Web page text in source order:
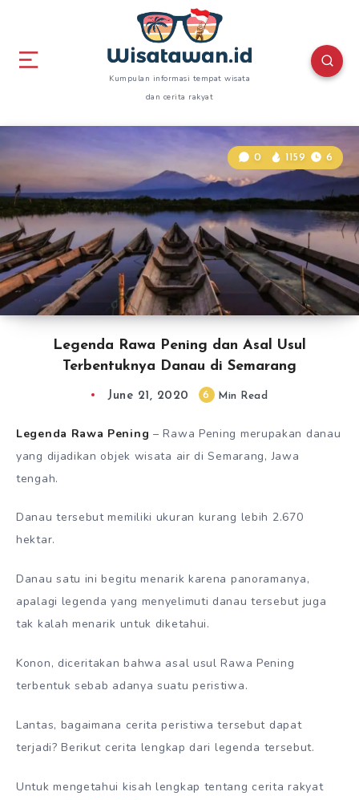
Kumpulan informasi tempat wisata
dan cerita rakyat
Legenda Rawa Pening dan Asal Usul
Terbentuknya Danau di Semarang
0 1159 6
June 21, 2020 6 Min Read
Legenda Rawa Pening – Rawa Pening merupakan danau
yang dijadikan objek wisata air di Semarang, Jawa
tengah.
Danau tersebut memiliki ukuran kurang lebih 2.670
hektar.
Danau satu ini begitu menarik karena panoramanya,
apalagi legenda yang menyelimuti danau tersebut juga
tak kalah menarik untuk diketahui.
Konon, diceritakan bahwa asal usul Rawa Pening
terbentuk sebab adanya suatu peristiwa.
Lantas, bagaimana cerita peristiwa tersebut dapat
terjadi? Berikut cerita lengkap dari legenda tersebut.
Untuk mengetahui kisah lengkap tentang cerita rakyat